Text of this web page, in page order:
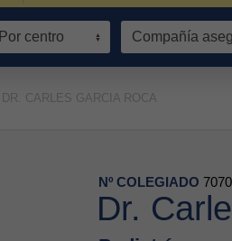
Por centro
DR. CARLES GARCIA ROCA
Nº COLEGIADO
Dr.